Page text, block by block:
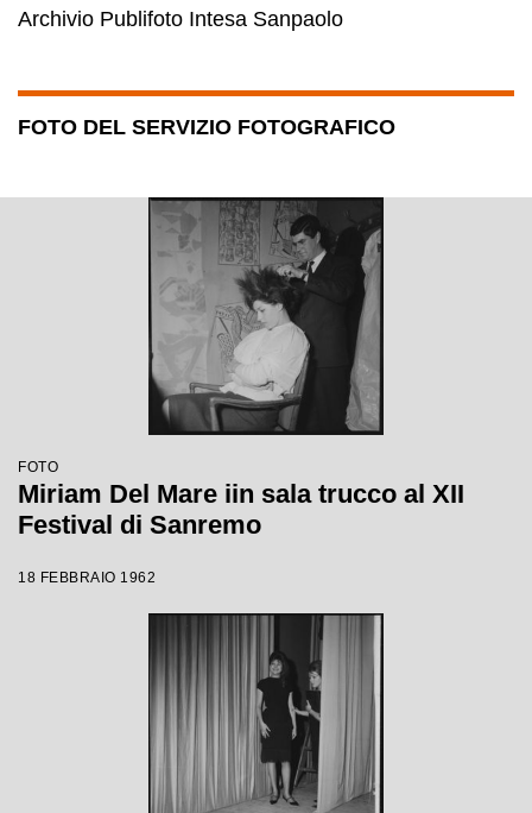
Archivio Publifoto Intesa Sanpaolo
FOTO DEL SERVIZIO FOTOGRAFICO
FOTO
Miriam Del Mare iin sala trucco al XII
Festival di Sanremo
18 FEBBRAIO 1962